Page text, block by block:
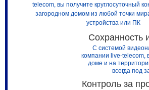
telecom, вы получите круглосуточный
загородном домом из любой точки
устройства или ПК
Сохранность
С системой
компании live-telecom,
доме и на
всегда под
Контроль за